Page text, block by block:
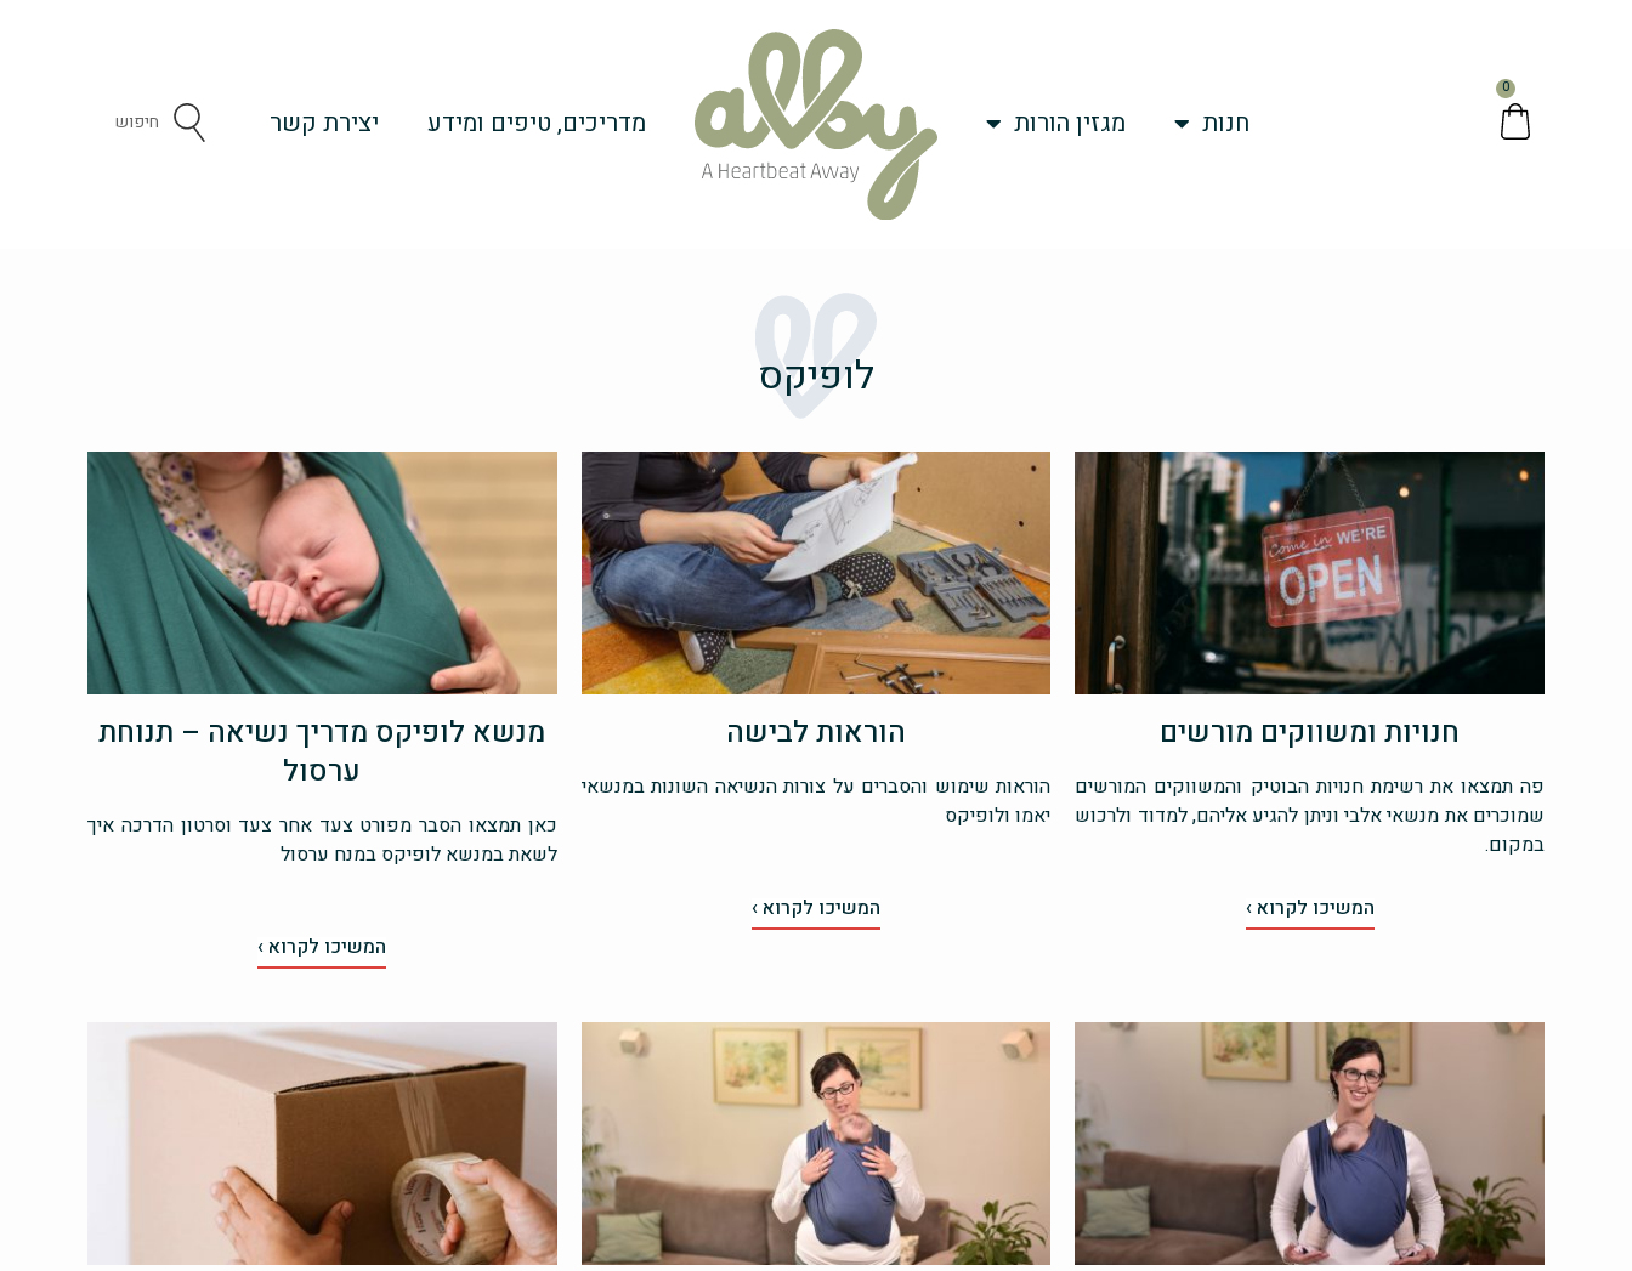
0
עגלת חנות מגזין הורות מדריכים, טיפים ומידע יצירת קשר
Search
לופיקס
חנויות ומשווקים מורשים
פה תמצאו את רשימת חנויות הבוטיק והמשווקים המורשים
שמוכרים את מנשאי אלבי וניתן להגיע אליהם, למדוד ולרכוש
במקום.
המשיכו לקרוא ›
הוראות לבישה
הוראות שימוש והסברים על צורות הנשיאה השונות במנשאי
יאמו ולופיקס
המשיכו לקרוא ›
מנשא לופיקס מדריך נשיאה – תנוחת
ערסול
כאן תמצאו הסבר מפורט צעד אחר צעד וסרטון הדרכה איך
לשאת במנשא לופיקס במנח ערסול
המשיכו לקרוא ›